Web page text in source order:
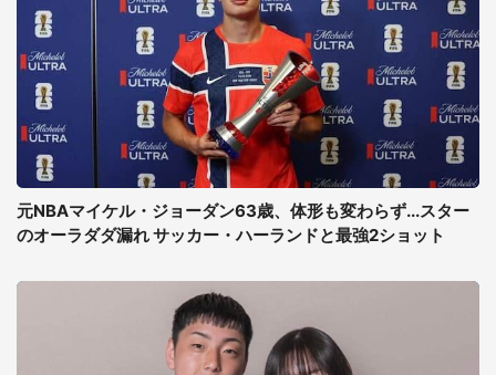
元NBAマイケル・ジョーダン63歳、体形も変わらず...スター
のオーラダダ漏れ サッカー・ハーランドと最強2ショット